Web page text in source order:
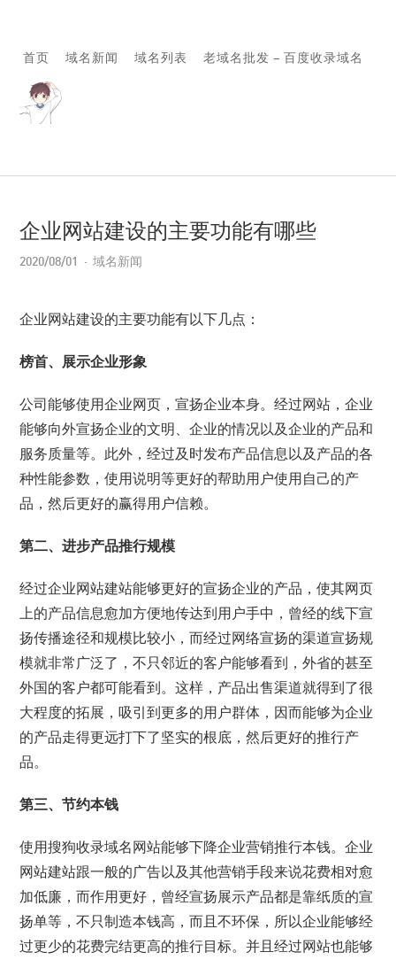
首页 域名新闻 域名列表 老域名批发 – 百度收录域名
企业网站建设的主要功能有哪些
2020/08/01 域名新闻
企业网站建设的主要功能有以下几点：
榜首、展示企业形象
公司能够使用企业网页，宣扬企业本身。经过网站，企业
能够向外宣扬企业的文明、企业的情况以及企业的产品和
服务质量等。此外，经过及时发布产品信息以及产品的各
种性能参数，使用说明等更好的帮助用户使用自己的产
品，然后更好的赢得用户信赖。
第二、进步产品推行规模
经过企业网站建站能够更好的宣扬企业的产品，使其网页
上的产品信息愈加方便地传达到用户手中，曾经的线下宣
扬传播途径和规模比较小，而经过网络宣扬的渠道宣扬规
模就非常广泛了，不只邻近的客户能够看到，外省的甚至
外国的客户都可能看到。这样，产品出售渠道就得到了很
大程度的拓展，吸引到更多的用户群体，因而能够为企业
的产品走得更远打下了坚实的根底，然后更好的推行产
品。
第三、节约本钱
使用搜狗收录域名网站能够下降企业营销推行本钱。企业
网站建站跟一般的广告以及其他营销手段来说花费相对愈
加低廉，而作用更好，曾经宣扬展示产品都是靠纸质的宣
扬单等，不只制造本钱高，而且不环保，所以企业能够经
过更少的花费完结更高的推行目标。并且经过网站也能够